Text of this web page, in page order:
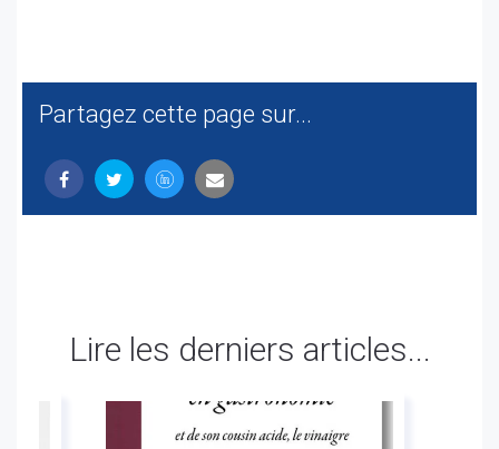
Partagez cette page sur...
Lire les derniers articles...